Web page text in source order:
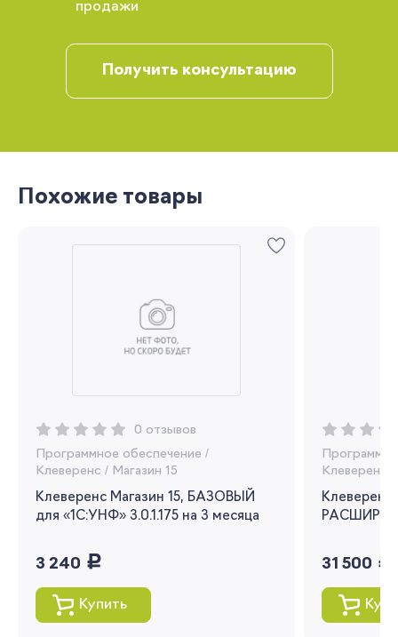
продажи
Получить консультацию
Похожие товары
0 отзывов
Программное обеспечение /
Клеверенс / Магазин 15
Клеверенс Магазин 15, БАЗОВЫЙ
для «1С:УНФ» 3.0.1.175 на 3 месяца
3 240 руб.
Купить
Клеверенс
31 500 руб.
Я согласен на обработку моих
персональных данных
Вы сможете отслеживать статус своих
заказов и получать индивидуальные
рекомендации